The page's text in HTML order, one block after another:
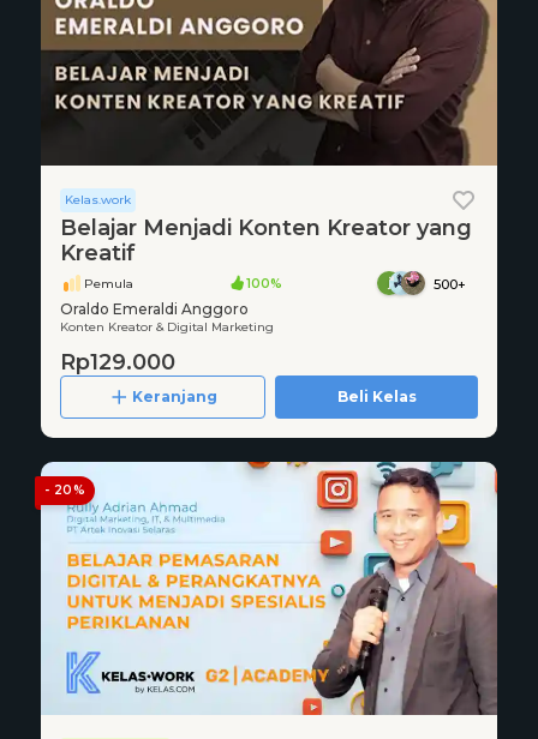
Kelas.work
Belajar Menjadi Konten Kreator yang
Kreatif
Pemula 100% 500+
Oraldo Emeraldi Anggoro
Konten Kreator & Digital Marketing
Rp129.000
Keranjang Beli Kelas
- 20%